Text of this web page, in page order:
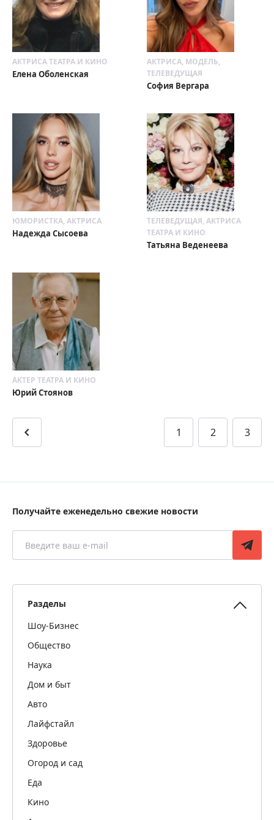
АКТРИСА ТЕАТРА И КИНО
Елена Оболенская
АКТРИСА, МОДЕЛЬ,
ТЕЛЕВЕДУЩАЯ
София Вергара
ЮМОРИСТКА, АКТРИСА
Надежда Сысоева
ТЕЛЕВЕДУЩАЯ, АКТРИСА
ТЕАТРА И КИНО
Татьяна Веденеева
АКТЕР ТЕАТРА И КИНО
Юрий Стоянов
1 2 3
Получайте еженедельно свежие новости
Разделы
Шоу-Бизнес
Общество
Наука
Дом и быт
Авто
Лайфстайл
Здоровье
Огород и сад
Еда
Кино